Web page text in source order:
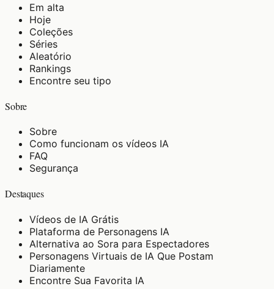
Em alta
Hoje
Coleções
Séries
Aleatório
Rankings
Encontre seu tipo
Sobre
Sobre
Como funcionam os vídeos IA
FAQ
Segurança
Destaques
Vídeos de IA Grátis
Plataforma de Personagens IA
Alternativa ao Sora para Espectadores
Personagens Virtuais de IA Que Postam
Diariamente
Encontre Sua Favorita IA